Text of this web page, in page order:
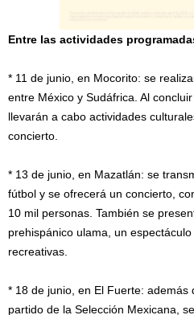
Entre las actividades
* 11 de junio, en Mocorito: se
entre México y Sudáfrica. Al
llevarán a cabo actividades
concierto.
* 13 de junio, en Mazatlán: se
fútbol y se ofrecerá un concierto,
10 mil personas. También se
prehispánico ulama, un
recreativas.
* 18 de junio, en El Fuerte: además
partido de la Selección Mexicana,